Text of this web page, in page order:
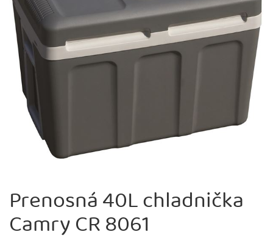
Prenosná 40L chladnička
Camry CR 8061